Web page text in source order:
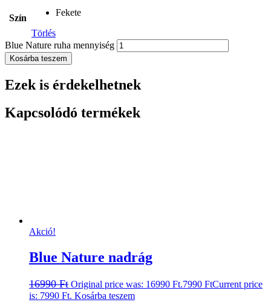
Szín
Fekete
Törlés
Blue Nature ruha mennyiség
Kosárba teszem
Ezek is érdekelhetnek
Kapcsolódó termékek
Akció!
Blue Nature nadrág
16990Ft Original price was: 16990 Ft.7990 FtCurrent price
is: 7990 Ft. Kosárba teszem